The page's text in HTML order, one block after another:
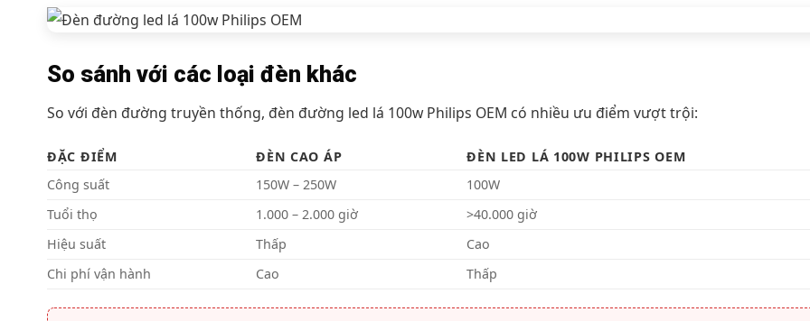
So sánh với các loại đèn khác
So với đèn đường truyền thống, đèn đường led lá 100w Philips OEM có nhiều ưu điểm vượt trội:
ĐẶC ĐIỂM ĐÈN CAO ÁP
ĐÈN LED LÁ 100W PHILIPS OEM
Công suất
150W – 250W
100W
Tuổi thọ
1.000 – 2.000 giờ
>40.000 giờ
Hiệu suất
Thấp
Cao
Chi phí vận hành
Cao Thấp